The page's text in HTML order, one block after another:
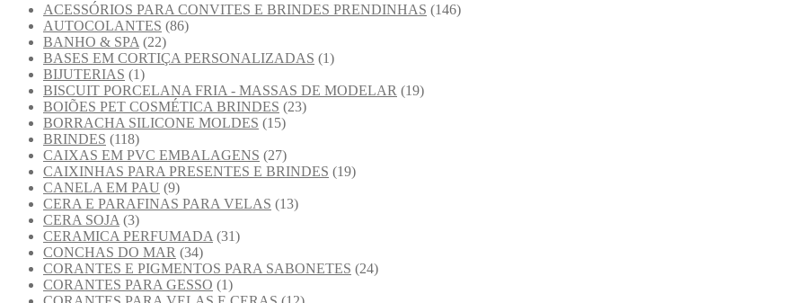
ACESSÓRIOS PARA CONVITES E BRINDES PRENDINHAS (146)
AUTOCOLANTES (86)
BANHO & SPA (22)
BASES EM CORTIÇA PERSONALIZADAS (1)
BIJUTERIAS (1)
BISCUIT PORCELANA FRIA - MASSAS DE MODELAR (19)
BOIÕES PET COSMÉTICA BRINDES (23)
BORRACHA SILICONE MOLDES (15)
BRINDES (118)
CAIXAS EM PVC EMBALAGENS (27)
CAIXINHAS PARA PRESENTES E BRINDES (19)
CANELA EM PAU (9)
CERA E PARAFINAS PARA VELAS (13)
CERA SOJA (3)
CERAMICA PERFUMADA (31)
CONCHAS DO MAR (34)
CORANTES E PIGMENTOS PARA SABONETES (24)
CORANTES PARA GESSO (1)